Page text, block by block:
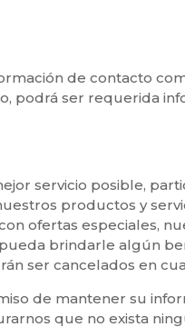
de contacto
podrá ser requerida
servicio posible,
productos y
ofertas especiales,
brindarle algún
ser cancelados en
de mantener su
que no exista